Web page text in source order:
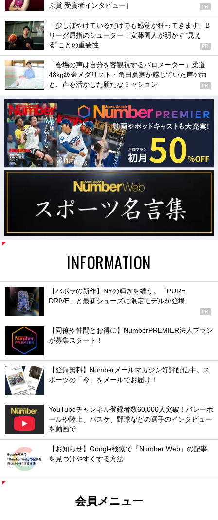
ぶ賞 受賞者インタビュー］
PR
「少しぼやけているだけでも感覚が狂ってきます」B
リーグ屈指のシューター・安藤周人が明かす“見え
る”ことの重要性
PR
「会場の声は自分を客観視するバロメーター」柔道
48kg級金メダリスト・角田夏実が感じていた声の力
と、声を活かした新たなミッション
PR
INFORMATION
【バボラの新作】NYの輝きを纏う。「PURE
DRIVE」と最新シューズに限定モデルが登場
PR
【同僚や仲間とお得に】NumberPREMIER法人プラン
が募集スタート！
【登録無料】Numberメールマガジン好評配信中。ス
ポーツの「今」をメールでお届け！
YouTubeチャンネル登録者数60,000人突破！バレーボ
ールや陸上、バスケ、野球などの選手のインタビュー
を動画で
【お知らせ】Google検索で「Number Web」の記事
を見つけやすくする方法
会員メニュー